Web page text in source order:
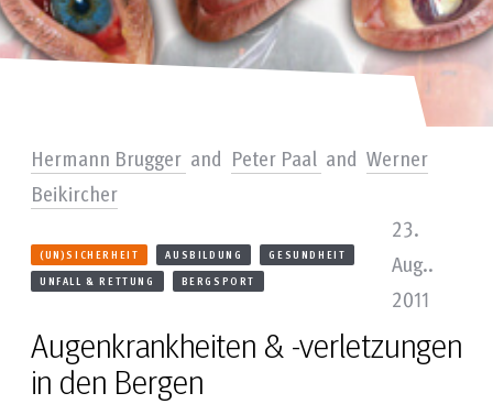
Augenkrankheiten & -verletzungen
in den Bergen
(UN)SICHERHEIT AUSBILDUNG
GESUNDHEIT
UNFALL & RETTUNG
BERGSPORT
23.
Aug..
2011
Hermann Brugger and Peter Paal and Werner
Beikircher